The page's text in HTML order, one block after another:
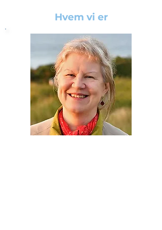
Hvem vi er